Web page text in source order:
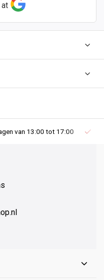
at
van 13:00 tot 17:00